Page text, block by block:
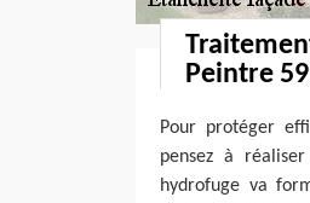
Peintre 59
Pour protéger
pensez à
hydrofuge va